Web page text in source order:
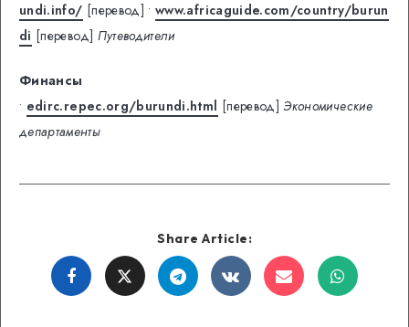
undi.info/ [перевод] •www.africaguide.com/country/burun
di [перевод] Путеводители
Финансы
• edirc.repec.org/burundi.html [перевод] Экономические
департаменты
Share Article:
Share
Share Share Share Share Share